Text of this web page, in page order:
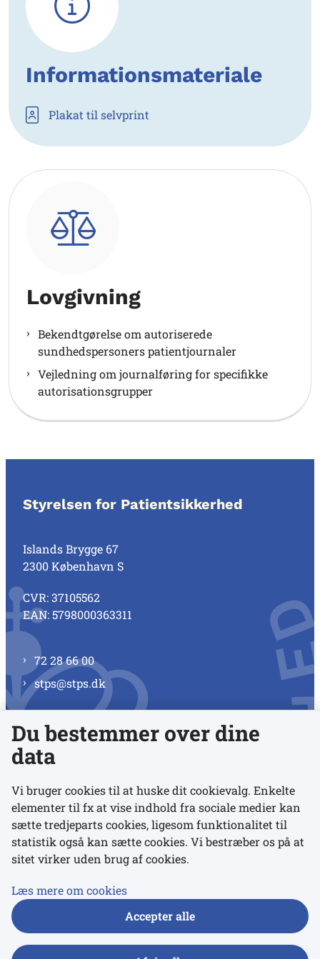
Informationsmateriale
Plakat til selvprint
Lovgivning
Bekendtgørelse om autoriserede
sundhedspersoners patientjournaler
Vejledning om journalføring for specifikke
autorisationsgrupper
Styrelsen for Patientsikkerhed
Islands Brygge 67
2300 København S
CVR: 37105562
EAN: 5798000363311
72 28 66 00
stps@stps.dk
Se alle kontaktnumre
Links
Udgivelser
Tilgængelighedserklæring
Du bestemmer over dine
data
Vi bruger cookies til at huske dit cookievalg. Enkelte
elementer til fx at vise indhold fra sociale medier kan
sætte tredjeparts cookies, ligesom funktionalitet til
statistik også kan sætte cookies. Vi bestræber os på at
sitet virker uden brug af cookies.
Læs mere om cookies
Accepter alle